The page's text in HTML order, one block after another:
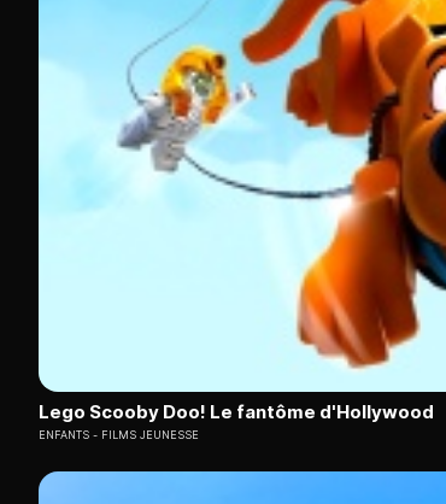
Lego Scooby Doo! Le fantôme d'Hollywood
ENFANTS FILMS JEUNESSE